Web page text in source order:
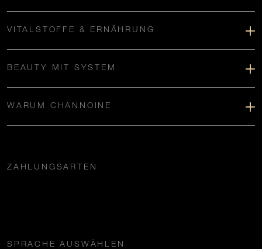
VITALSTOFFE & ERNÄHRUNG
BEAUTY MIT SYSTEM
WARUM CHANNOINE
ZAHLUNGSARTEN
SPRACHE AUSWÄHLEN